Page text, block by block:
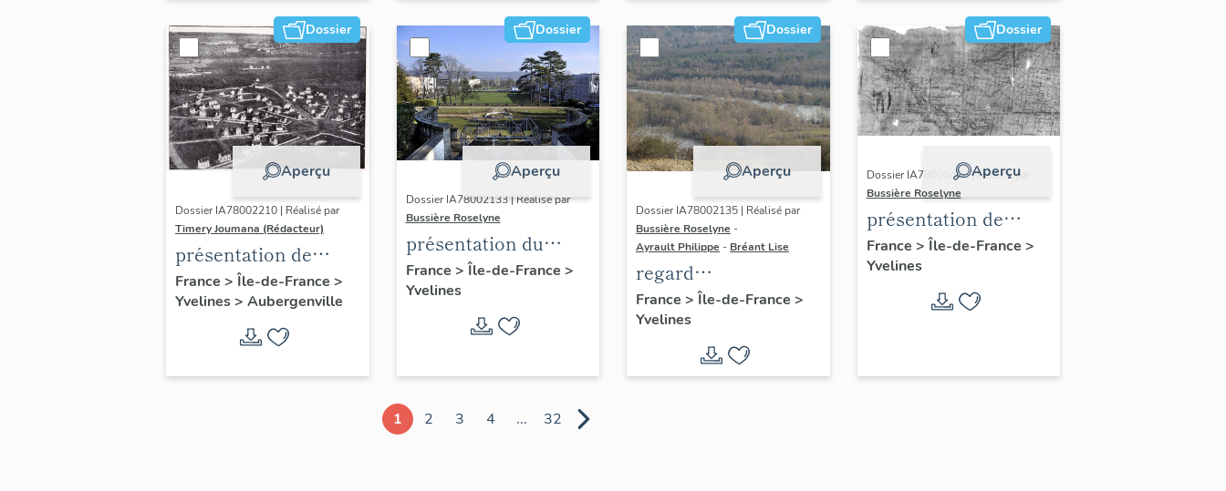
Dossier
Aperçu
Dossier IA78002210 | Réalisé par
Timery Joumana (Rédacteur)
présentation de
l'étude
d'Elisabethville
France > Île-de-France >
Yvelines> Aubergenville
Dossier
Aperçu
Dossier IA78002133 | Réalisé par
Bussière Roselyne
présentation du
diagnostic
patrimonial, urbain
et paysager de Seine-
France > Île-de-France >
Yvelines
Dossier
Aperçu
Dossier IA78002135 | Réalisé par
Bussière Roselyne -
Ayrault Philippe - Bréant Lise
regard
photographique sur
le territoire de Seine-
France > Île-de-France >
Yvelines
Dossier
Aperçu
Dossier IA78000496 | Réalisé par
Bussière Roselyne
présentation de
l'étude du
patrimoine de l'aire
d'étude Versailles
périphérie sud
France > Île-de-France >
Yvelines
1 2 3 4 ... 32